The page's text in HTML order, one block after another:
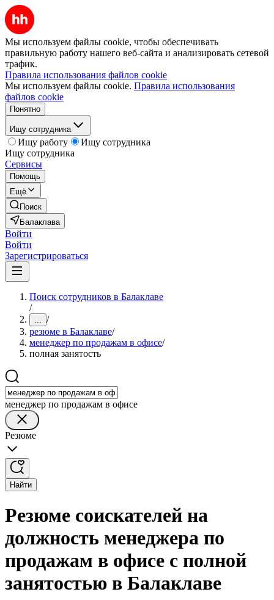
Мы используем файлы cookie, чтобы обеспечивать
правильную работу нашего веб-сайта и анализировать сетевой
трафик.
Правила использования файлов cookie
Мы используем файлы cookie. Правила использования
файлов cookie
Понятно
Ищу сотрудника
Ищу работу
Ищу сотрудника
Ищу сотрудника
Сервисы
Помощь
Ещё
Поиск
Балаклава
Войти
Войти
Зарегистрироваться
Поиск сотрудников в Балаклаве
/
... /
резюме в Балаклаве/
менеджер по продажам в офисе/
полная занятость
менеджер по продажам в офисе
Резюме
Найти
Резюме соискателей на
должность менеджера по
продажам в офисе с полной
занятостью в Балаклаве